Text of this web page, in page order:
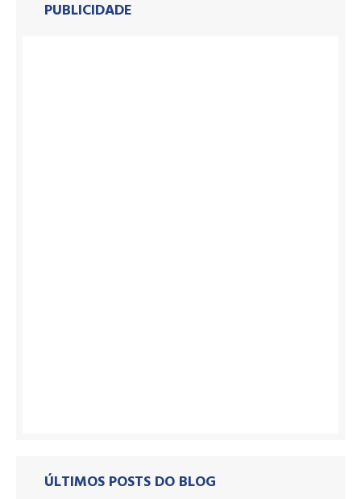
PUBLICIDADE
ÚLTIMOS POSTS DO BLOG